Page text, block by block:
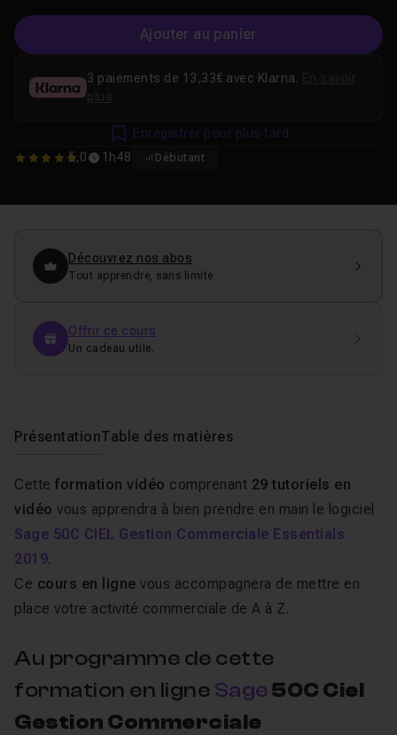
Ajouter au panier
5 5,0 1h48 Débutant
3 paiements de 13,33€ avec Klarna.
Enregistrer pour plus tard
Découvrez nos abos
Tout apprendre, sans limite
Offrir ce cours
Un cadeau utile.
PrésentationTable des matières
Cette formation vidéo comprenant 29 tutoriels en
vidéo vous apprendra à bien prendre en main le logiciel
Sage 50C CIEL Gestion Commerciale Essentials
2019.
Ce cours en ligne vous accompagnera de mettre en
place votre activité commerciale de A à Z.
Au programme de cette
formation en ligne Sage 50C Ciel
Gestion Commerciale